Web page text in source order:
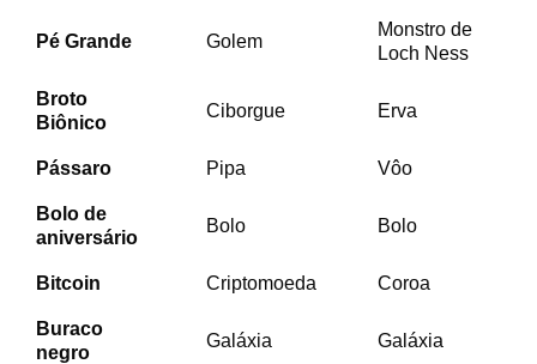
Pé Grande Golem
Monstro de
Loch Ness
Broto
Biônico
Ciborgue Erva
Pássaro Pipa Vôo
Bolo de
aniversário
Bolo Bolo
Bitcoin Criptomoeda Coroa
Buraco
negro
Galáxia Galáxia